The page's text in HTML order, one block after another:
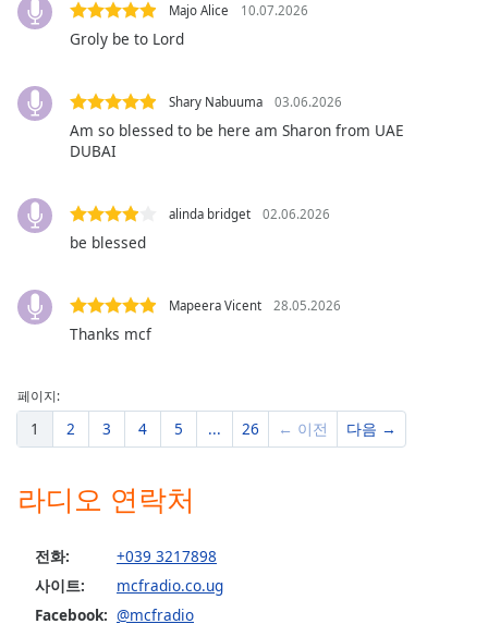
modal
Beginning
Escape
will
close
the
Text
Color
Background
Color
Majo Alice 10.07.2026
Groly be to Lord
Shary Nabuuma 03.06.2026
Am so blessed to be here am Sharon from UAE
DUBAI
alinda bridget 02.06.2026
be blessed
Mapeera Vicent 28.05.2026
Thanks mcf
페이지:
1 2 3 4 5 ... 26 ← 이전 다음 →
라디오 연락처
전화:
+039 3217898
사이트:
mcfradio.co.ug
Facebook: @mcfradio